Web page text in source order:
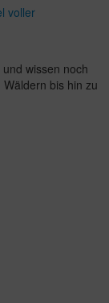
voller
wissen noch
bis hin zu